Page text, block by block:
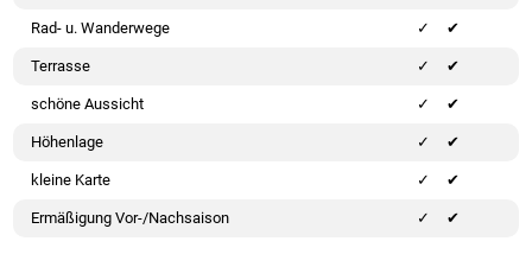
Rad- u. Wanderwege ✔
Terrasse ✔
schöne Aussicht ✔
Höhenlage ✔
kleine Karte ✔
Ermäßigung Vor-/Nachsaison ✔